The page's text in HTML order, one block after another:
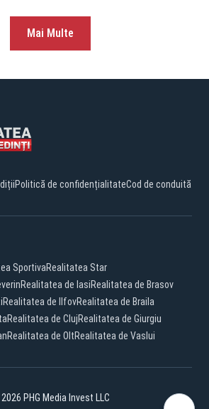
Mai Multe
Politică de confidențialitateCod de conduită
SportivaRealitatea Star
Realitatea de IasiRealitatea de Brasov
Realitatea de IlfovRealitatea de Braila
Realitatea de ClujRealitatea de Giurgiu
Realitatea de OltRealitatea de Vaslui
PHG Media Invest LLC